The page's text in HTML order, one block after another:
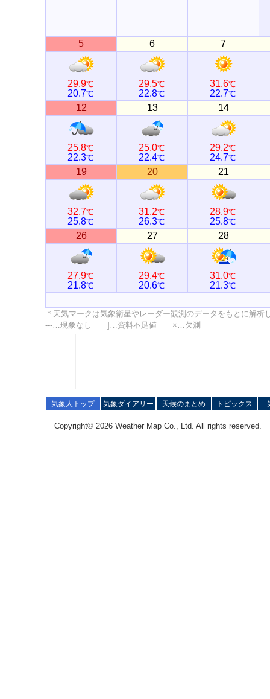
5 6 7
29.9℃
20.7℃
29.5℃
22.8℃
31.6℃
22.7℃
12 13 14
25.8℃
22.3℃
25.0℃
22.4℃
29.2℃
24.7℃
19 20 21
32.7℃
25.8℃
31.2℃
26.3℃
28.9℃
25.8℃
26 27 28
27.9℃
21.8℃
29.4℃
20.6℃
31.0℃
21.3℃
＊天気マークは気象衛星やレーダー観測のデータをもとに解
---…現象なし ]…資料不足値 ×…欠測
気象人トップ 気象ダイアリー 天候のまとめ トピックス
Copyright© 2026 Weather Map Co., Ltd. All rights reserved.